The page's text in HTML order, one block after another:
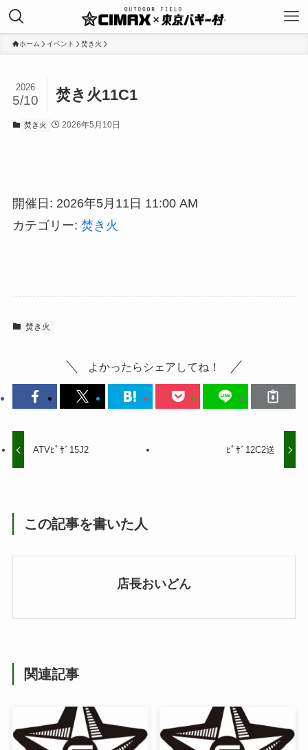
ホーム イベント 焚き火
焚き火11C1
2026
5/10
焚き火 2026年5月10日
開催日: 2026年5月11日 11:00 AM
カテゴリー: 焚き火
焚き火
よかったらシェアしてね！
ATVﾋﾟｻﾞ15J2 ﾋﾟｻﾞ12C2送
この記事を書いた人
店長おいどん
関連記事